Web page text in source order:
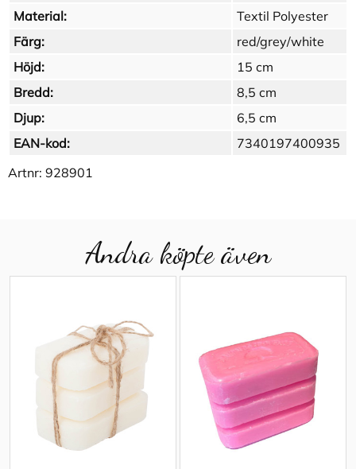
Material:
Textil Polyester
Färg:
red/grey/white
Höjd:
15 cm
Bredd:
8,5 cm
Djup:
6,5 cm
EAN-kod:
7340197400935
Artnr: 928901
Andra köpte även